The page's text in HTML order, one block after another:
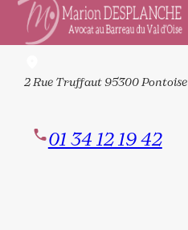
2 Rue Truffaut 95300 Pontoise
01 34 12 19 42
Panneau de gestion des cookies